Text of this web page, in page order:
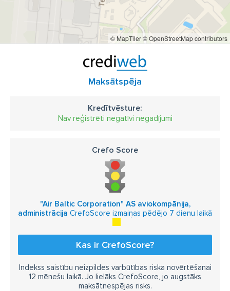
© MapTiler© OpenStreetMap contributors
Maksātspēja
Kredītvēsture:
Nav reģistrēti negatīvi negadījumi
Crefo Score
"Air Baltic Corporation" AS aviokompānija,
administrācija CrefoScore izmaiņas pēdējo 7 dienu laikā
Kas ir CrefoScore?
Indekss saistību neizpildes varbūtības riska novērtēšanai
12 mēnešu laikā. Jo lielāks CrefoScore, jo augstāks
maksātnespējas risks.